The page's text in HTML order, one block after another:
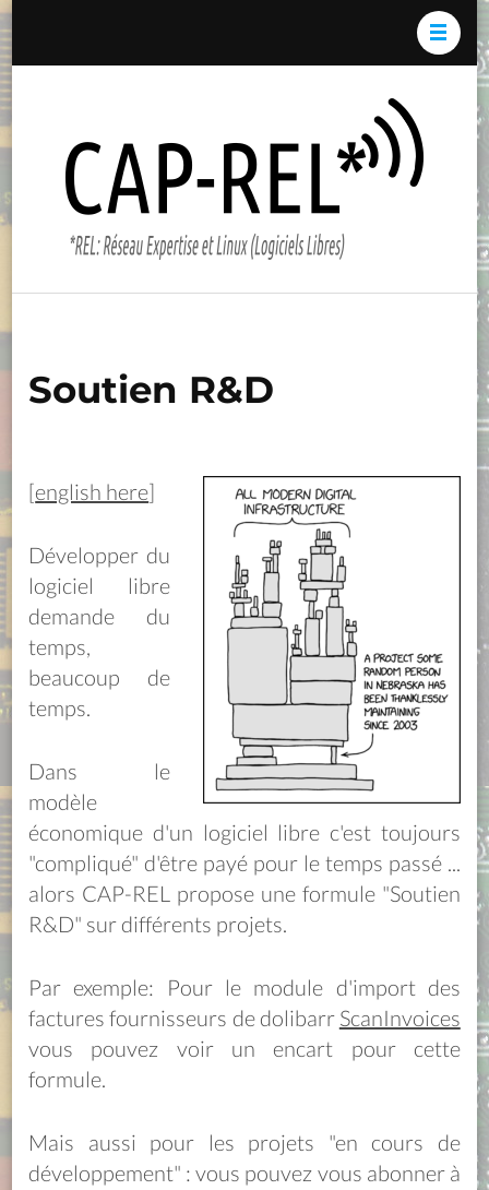
Aller
Entrée)
Cap-
REL*
et
Libres)
Soutien R&D
[english here]
Développer du
logiciel libre
demande du
temps,
beaucoup de
temps.
Dans le
modèle
économique d'un logiciel libre c'est toujours
"compliqué" d'être payé pour le temps passé ...
alors CAP-REL propose une formule "Soutien
R&D" sur différents projets.
Par exemple: Pour le module d'import des
factures fournisseurs de dolibarr ScanInvoices
vous pouvez voir un encart pour cette
formule.
Mais aussi pour les projets "en cours de
développement" : vous pouvez vous abonner à